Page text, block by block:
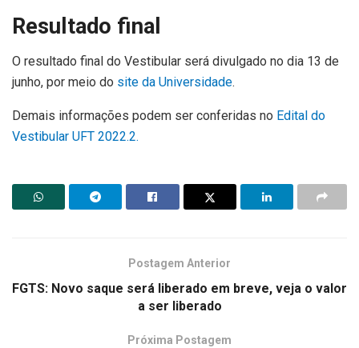
Resultado final
O resultado final do Vestibular será divulgado no dia 13 de
junho, por meio do site da Universidade.
Demais informações podem ser conferidas no Edital do
Vestibular UFT 2022.2.
Postagem Anterior
FGTS: Novo saque será liberado em breve, veja o valor
a ser liberado
Próxima Postagem